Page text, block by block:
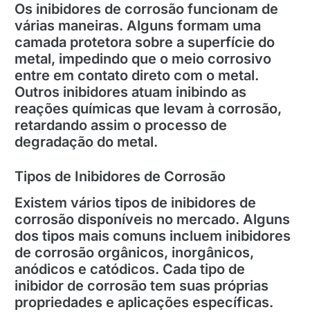
Os inibidores de corrosão funcionam de
várias maneiras. Alguns formam uma
camada protetora sobre a superfície do
metal, impedindo que o meio corrosivo
entre em contato direto com o metal.
Outros inibidores atuam inibindo as
reações químicas que levam à corrosão,
retardando assim o processo de
degradação do metal.
Tipos de Inibidores de Corrosão
Existem vários tipos de inibidores de
corrosão disponíveis no mercado. Alguns
dos tipos mais comuns incluem inibidores
de corrosão orgânicos, inorgânicos,
anódicos e catódicos. Cada tipo de
inibidor de corrosão tem suas próprias
propriedades e aplicações específicas.